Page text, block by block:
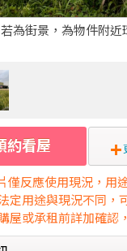
為街景，為物件附近
約看屋
僅反應使用現況，用
定用途與現況不同，
屋或承租前詳加確認